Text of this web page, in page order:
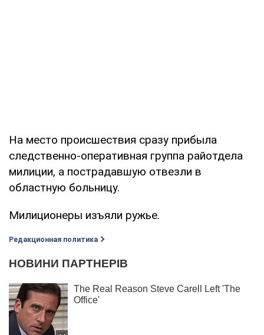
На место происшествия сразу прибыла
следственно-оперативная группа райотдела
милиции, а пострадавшую отвезли в
областную больницу.
Милиционеры изъяли ружье.
Редакционная политика